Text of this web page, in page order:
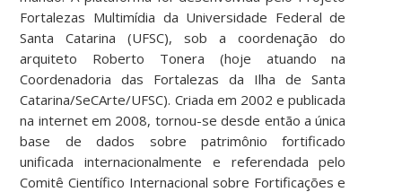
Fortalezas Multimídia da Universidade Federal de
Santa Catarina (UFSC), sob a coordenação do
arquiteto Roberto Tonera (hoje atuando na
Coordenadoria das Fortalezas da Ilha de Santa
Catarina/SeCArte/UFSC). Criada em 2002 e publicada
na internet em 2008, tornou-se desde então a única
base de dados sobre patrimônio fortificado
unificada internacionalmente e referendada pelo
Comitê Científico Internacional sobre Fortificações e